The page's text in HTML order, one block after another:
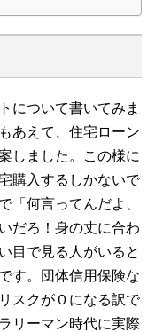
について書いてみま
あえて、住宅ローン
しました。この様に
購入するしかないで
「何言ってんだよ、
だろ！身の丈に合わ
目で見る人がいると
す。団体信用保険な
スクが０になる訳で
リーマン時代に実際